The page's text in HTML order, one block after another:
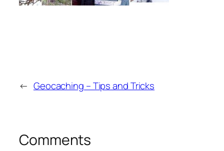
← Geocaching – Tips and Tricks
Comments